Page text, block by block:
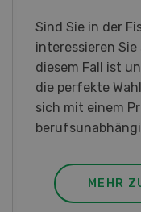
Sind Sie in der
interessieren
diesem Fall ist
die perfekte
sich mit einem
MEHR